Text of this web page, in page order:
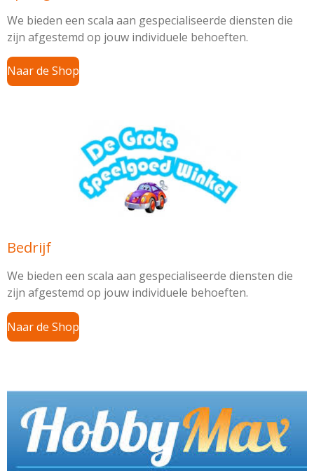
We bieden een scala aan gespecialiseerde diensten die
zijn afgestemd op jouw individuele behoeften.
Naar de Shop
Bedrijf
We bieden een scala aan gespecialiseerde diensten die
zijn afgestemd op jouw individuele behoeften.
Naar de Shop